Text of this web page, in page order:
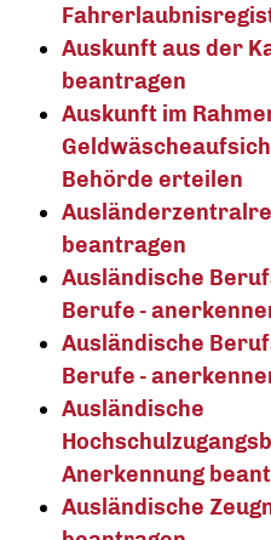
Auskunft aus der
beantragen
Auskunft im
Behörde erteilen
beantragen
Ausländische
Berufe -
Ausländische
Berufe -
Ausländische
Anerkennung
Ausländische